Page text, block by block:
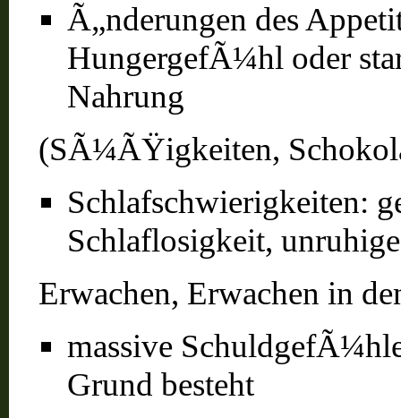
Ã„nderungen des
HungergefÃ¼hl oder
Nahrung
(SÃ¼ÃŸigkeiten,
Schlafschwierigkeiten:
Schlaflosigkeit,
Erwachen, Erwachen in
massive
Grund besteht